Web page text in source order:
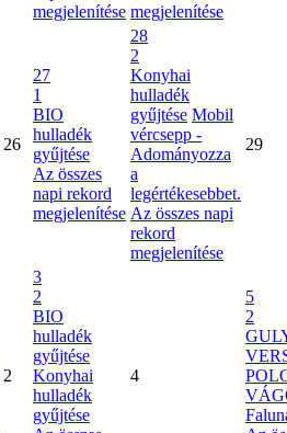
megjelenítése megjelenítése
26
27
1
BIO
hulladék
gyűjtése
Az összes
napi rekord
megjelenítése
28
2
Konyhai
hulladék
gyűjtése Mobil
vércsepp -
Adományozza
a
legértékesebbet.
Az összes napi
rekord
megjelenítése
29
2
3
2
BIO
hulladék
gyűjtése
Konyhai
hulladék
gyűjtése
4
5
2